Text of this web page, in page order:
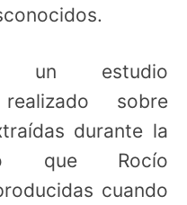
estudio
realizado sobre
durante la
que Rocío
cuando